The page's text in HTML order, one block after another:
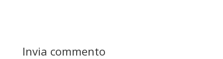
Invia commento